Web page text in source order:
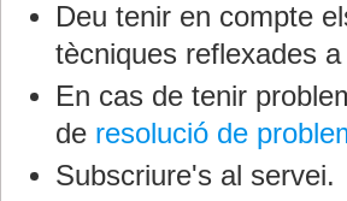
Deu tenir en compte
tècniques reflexades
En cas de tenir
de resolució de
Subscriure's al servei.